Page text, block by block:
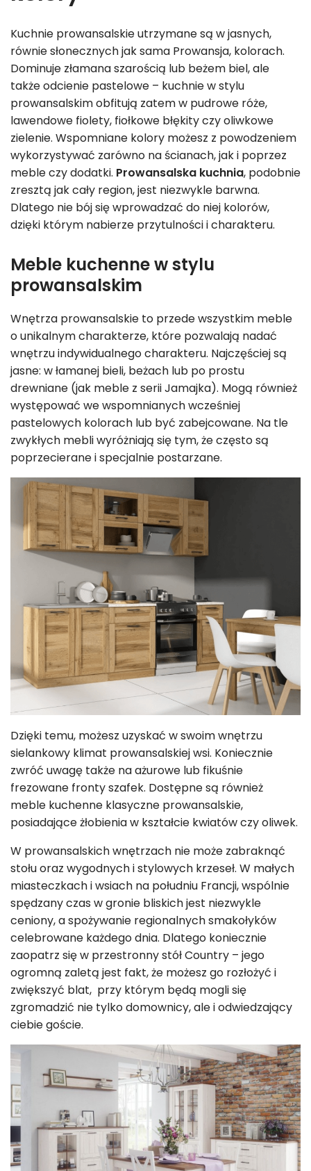
Kuchnie prowansalskie utrzymane są w jasnych,
równie słonecznych jak sama Prowansja, kolorach.
Dominuje złamana szarością lub beżem biel, ale
także odcienie pastelowe – kuchnie w stylu
prowansalskim obfitują zatem w pudrowe róże,
lawendowe fiolety, fiołkowe błękity czy oliwkowe
zielenie. Wspomniane kolory możesz z powodzeniem
wykorzystywać zarówno na ścianach, jak i poprzez
meble czy dodatki. Prowansalska kuchnia, podobnie
zresztą jak cały region, jest niezwykle barwna.
Dlatego nie bój się wprowadzać do niej kolorów,
dzięki którym nabierze przytulności i charakteru.
Meble kuchenne w stylu
prowansalskim
Wnętrza prowansalskie to przede wszystkim meble
o unikalnym charakterze, które pozwalają nadać
wnętrzu indywidualnego charakteru. Najczęściej są
jasne: w łamanej bieli, beżach lub po prostu
drewniane (jak meble z serii Jamajka). Mogą również
występować we wspomnianych wcześniej
pastelowych kolorach lub być zabejcowane. Na tle
zwykłych mebli wyróżniają się tym, że często są
poprzecierane i specjalnie postarzane.
Dzięki temu, możesz uzyskać w swoim wnętrzu
sielankowy klimat prowansalskiej wsi. Koniecznie
zwróć uwagę także na ażurowe lub fikuśnie
frezowane fronty szafek. Dostępne są również
meble kuchenne klasyczne prowansalskie,
posiadające żłobienia w kształcie kwiatów czy oliwek.
W prowansalskich wnętrzach nie może zabraknąć
stołu oraz wygodnych i stylowych krzeseł. W małych
miasteczkach i wsiach na południu Francji, wspólnie
spędzany czas w gronie bliskich jest niezwykle
ceniony, a spożywanie regionalnych smakołyków
celebrowane każdego dnia. Dlatego koniecznie
zaopatrz się w przestronny stół Country – jego
ogromną zaletą jest fakt, że możesz go rozłożyć i
zwiększyć blat, przy którym będą mogli się
zgromadzić nie tylko domownicy, ale i odwiedzający
ciebie goście.